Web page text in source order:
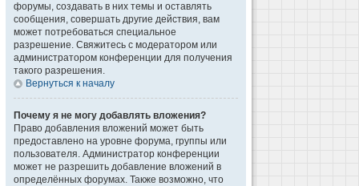
форумы, создавать в них темы и оставлять
сообщения, совершать другие действия, вам
может потребоваться специальное
разрешение. Свяжитесь с модератором или
администратором конференции для получения
такого разрешения.
Вернуться к началу
Почему я не могу добавлять вложения?
Право добавления вложений может быть
предоставлено на уровне форума, группы или
пользователя. Администратор конференции
может не разрешить добавление вложений в
определённых форумах. Также возможно, что